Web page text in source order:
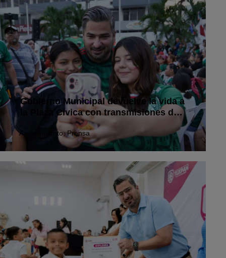
Gobierno Municipal devuelve la vida a
la Plaza Cívica con transmisiones de
la Selección Mexicana
Ayuntamiento,Prensa